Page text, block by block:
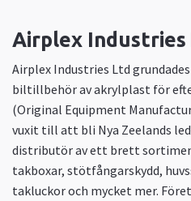
Airplex Industries
Airplex Industries Ltd
biltillbehör av akrylplast för
(Original Equipment
vuxit till att bli Nya Zeelands
distributör av ett brett
takboxar, stötfångarskydd,
takluckor och mycket mer.